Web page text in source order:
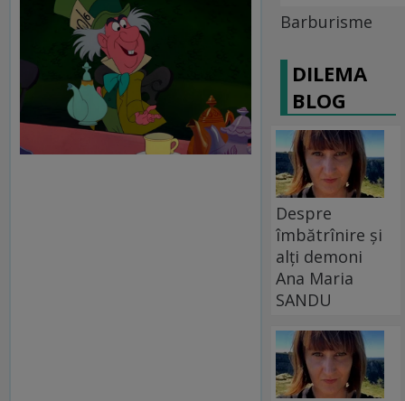
Barburisme
DILEMA
BLOG
Despre
îmbătrînire și
alți demoni
Ana Maria
SANDU